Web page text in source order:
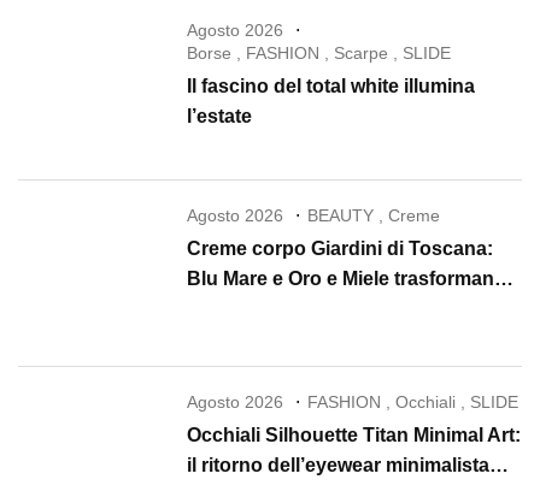
Agosto 2026
Borse
FASHION Scarpe SLIDE
Il fascino del total white illumina
l’estate
Agosto 2026 BEAUTY ,Creme
Creme corpo Giardini di Toscana:
Blu Mare e Oro e Miele trasformano
Agosto 2026 FASHION ,Occhiali SLIDE
Occhiali Silhouette Titan Minimal Art:
il ritorno dell’eyewear minimalista